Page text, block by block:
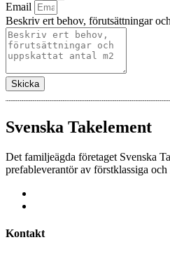
Email
Beskriv ert behov, förutsättningar
Skicka
Svenska Takelement
Det familjeägda företaget Svenska
prefableverantör av förstklassiga
Kontakt